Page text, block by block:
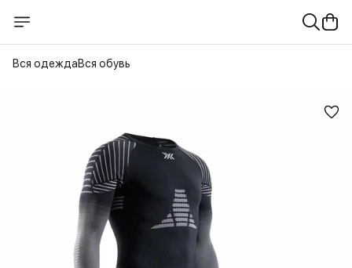
Вся одеждаВся обувь